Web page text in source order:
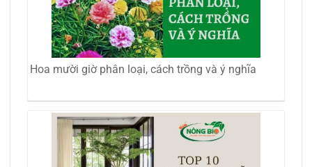
Hoa mười giờ phân loại, cách trồng và ý nghĩa